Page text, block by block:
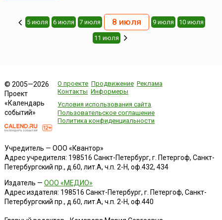
5 июля 6 июля 7 июля 8 июля 9 июля 10 июля
11 июля
© 2005—2026
Проект
«Календарь
событий»
О проекте Продвижение Реклама
Контакты Информеры
Условия использования сайта
Пользовательское соглашение
Политика конфиденциальности
Учредитель — ООО «Квантор»
Адрес учредителя: 198516 Санкт-Петербург, г. Петергоф, Санкт-
Петербургский пр., д.60, лит.А, ч.п. 2-Н, оф.432, 434
Издатель — ООО «МЕДИО»
Адрес издателя: 198516 Санкт-Петербург, г. Петергоф, Санкт-
Петербургский пр., д.60, лит.А, ч.п. 2-Н, оф.440